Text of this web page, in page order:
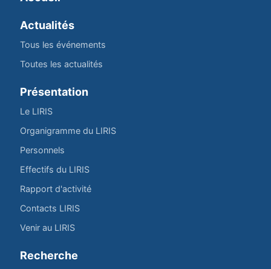
Actualités
Tous les événements
Toutes les actualités
Présentation
Le LIRIS
Organigramme du LIRIS
Personnels
Effectifs du LIRIS
Rapport d'activité
Contacts LIRIS
Venir au LIRIS
Recherche